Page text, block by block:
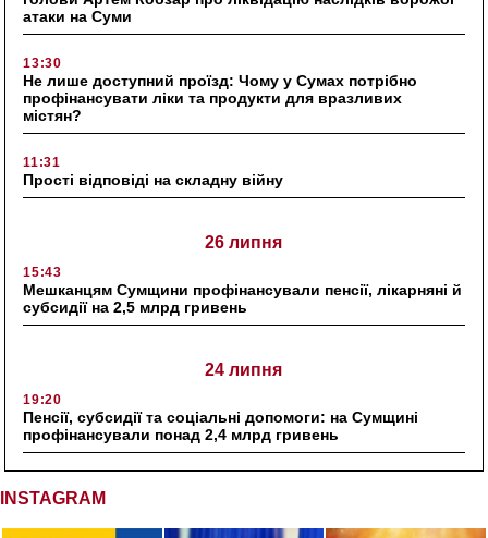
атаки на Суми
13:30
Не лише доступний проїзд: Чому у Сумах потрібно
профінансувати ліки та продукти для вразливих
містян?
11:31
Прості відповіді на складну війну
26 липня
15:43
Мешканцям Сумщини профінансували пенсії, лікарняні й
субсидії на 2,5 млрд гривень
24 липня
19:20
Пенсії, субсидії та соціальні допомоги: на Сумщині
профінансували понад 2,4 млрд гривень
INSTAGRAM